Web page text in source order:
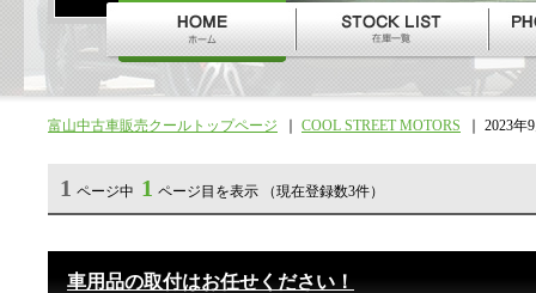
富山中古車販売クールトップページ COOL STREET MOTORS 2023年
1 ページ中 1 ページ目を表示 （現在登録数3件）
車用品の取付はお任せください！